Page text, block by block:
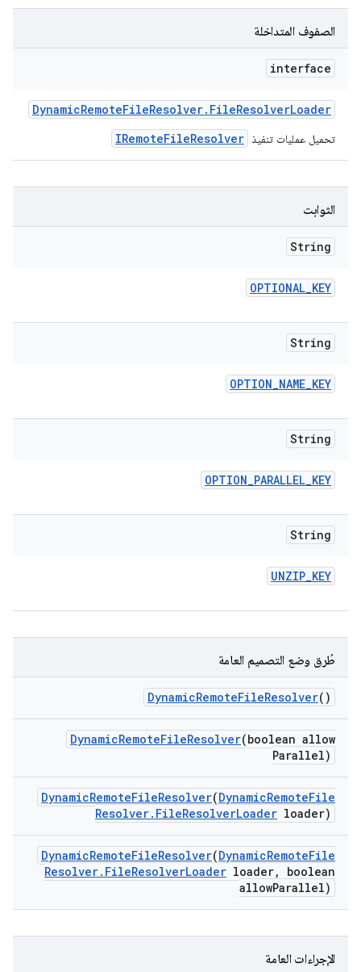
الصفوف المتداخلة
interface
DynamicRemoteFileResolver. FileResolverLoader
تحميل عمليات تنفيذ IRemoteFileResolver
الثوابت
String
OPTIONAL_KEY
String
OPTION_NAME_KEY
String
OPTION_PARALLEL_KEY
String
UNZIP_KEY
طُرق وضع التصميم العامة
DynamicRemoteFileResolver()
DynamicRemoteFileResolver(boolean allow
Parallel)
DynamicRemoteFileResolver(DynamicRemoteFile
Resolver. FileResolverLoader loader)
DynamicRemoteFileResolver(DynamicRemoteFile
Resolver. FileResolverLoader loader,
boolean
allowParallel)
الإجراءات العامة